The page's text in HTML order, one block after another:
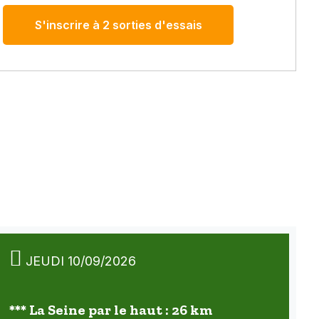
S'inscrire à 2 sorties d'essais
JEUDI 10/09/2026
*** La Seine par le haut : 26 km